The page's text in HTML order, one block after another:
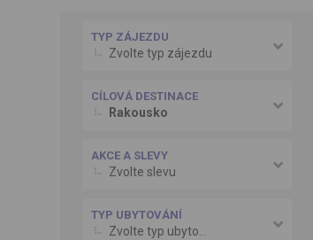
TYP ZÁJEZDU
Zvolte typ zájezdu
CÍLOVÁ DESTINACE
Rakousko
AKCE A SLEVY
Zvolte slevu
TYP UBYTOVÁNÍ
Zvolte typ ubytování